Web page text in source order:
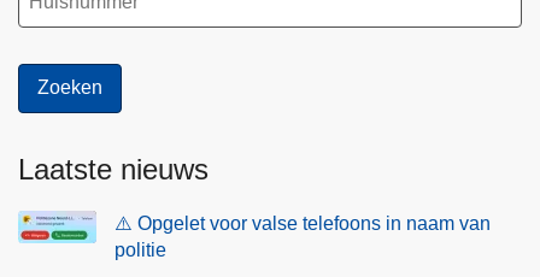
Laatste nieuws
⚠️ Opgelet voor valse telefoons in naam van
politie